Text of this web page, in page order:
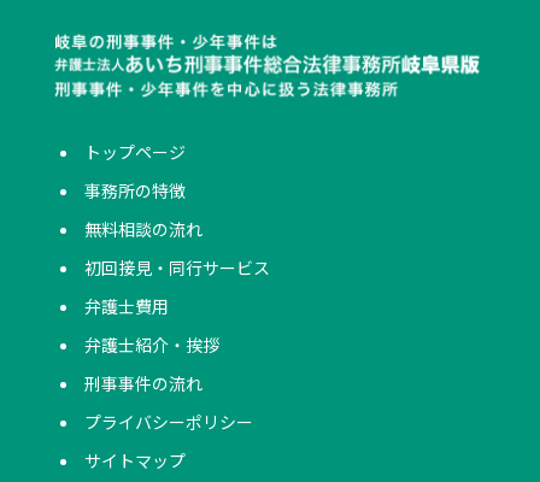
トップページ
事務所の特徴
無料相談の流れ
初回接見・同行サービス
弁護士費用
弁護士紹介・挨拶
刑事事件の流れ
プライバシーポリシー
サイトマップ